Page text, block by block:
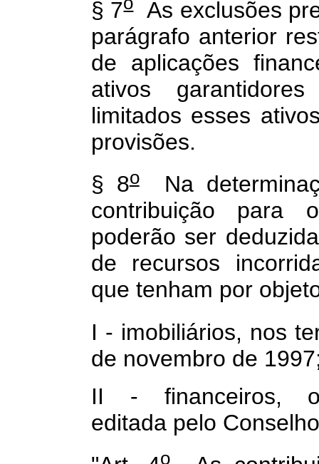
§ 7 As exclusões
parágrafo anterior
de aplicações
ativos
limitados esses
provisões.
§ 8oNa
contribuição para
poderão ser
de recursos
que tenham por
I - imobiliários, nos
de novembro de
II - financeiros,
editada pelo
o